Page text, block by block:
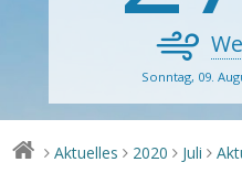
Sonntag, 09.
> Aktuelles > 2020 > Juli >